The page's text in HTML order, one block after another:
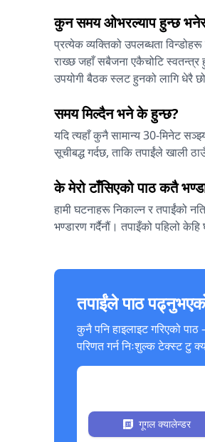
कुन समय ओभरल्याप हुन्छ भनेर
प्रत्येक व्यक्तिको उपलब्धता
राख्छ जहाँ सबैजना एकैचोटि स्वतन्त्र
उपयोगी बैठक स्लट हुनको लागि धेरै
समय मिल्दैन भने के हुन्छ?
यदि त्यहाँ कुनै सामान्य 30-मिनेट
सूचीबद्ध गर्दछ, ताकि तपाईंले खाली
के मेरो टाँसिएको पाठ कतै
हामी घटनाहरू निकाल्न र तपाईंको
भण्डारण गर्दैनौं। तपाइँको पहिलो
तपाईंले पाठ
कुनै पनि हाइलाइट गरिएको
परिणत गर्न निःशुल्क टेक्स्ट टु
गूगल क्यालेन्डर